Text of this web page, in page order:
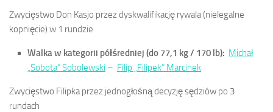
Zwycięstwo Don Kasjo przez dyskwalifikację rywala (nielegalne
kopnięcie) w 1 rundzie
Walka w kategorii półśredniej (do 77,1 kg / 170 lb): Michał
„Sobota” Sobolewski – Filip „Filipek” Marcinek
Zwycięstwo Filipka przez jednogłośną decyzję sędziów po 3
rundach